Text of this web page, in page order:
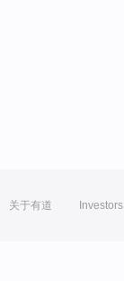
关于有道 Investors